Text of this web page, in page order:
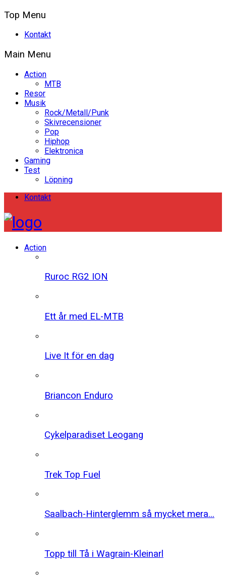
Top Menu
Kontakt
Main Menu
Action
MTB
Resor
Musik
Rock/Metall/Punk
Skivrecensioner
Pop
Hiphop
Elektronica
Gaming
Test
Löpning
Kontakt
Action
Ruroc RG2 ION
Ett år med EL-MTB
Live It för en dag
Briancon Enduro
Cykelparadiset Leogang
Trek Top Fuel
Saalbach-Hinterglemm så mycket mera...
Topp till Tå i Wagrain-Kleinarl